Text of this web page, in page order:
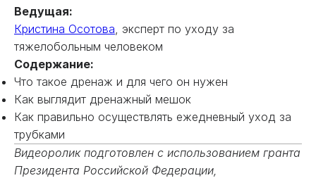
Ведущая:
Кристина Осотова, эксперт по уходу за
тяжелобольным человеком
Содержание:
Что такое дренаж и для чего он нужен
Как выглядит дренажный мешок
Как правильно осуществлять ежедневный уход за
трубками
Видеоролик подготовлен с использованием гранта
Президента Российской Федерации,